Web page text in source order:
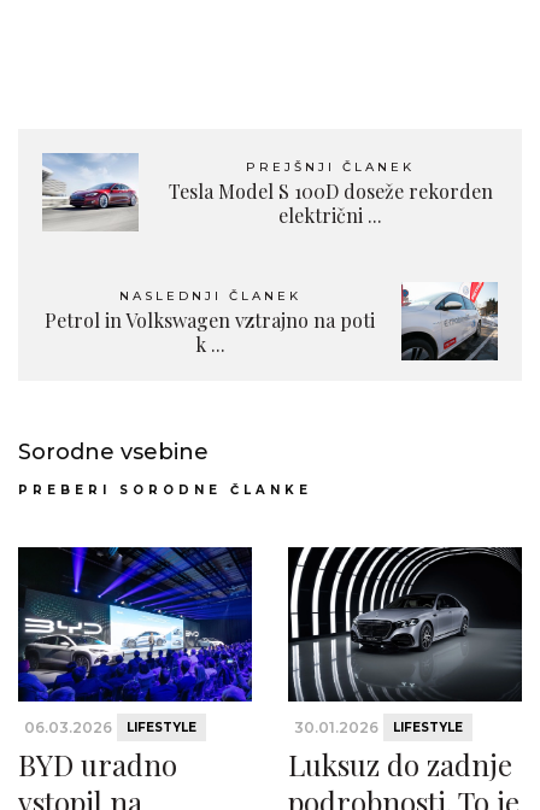
PREJŠNJI ČLANEK
Tesla Model S 100D doseže rekorden
električni ...
NASLEDNJI ČLANEK
Petrol in Volkswagen vztrajno na poti
k ...
Sorodne vsebine
PREBERI SORODNE ČLANKE
06.03.2026 LIFESTYLE
BYD uradno
vstopil na
30.01.2026 LIFESTYLE
Luksuz do zadnje
podrobnosti. To je